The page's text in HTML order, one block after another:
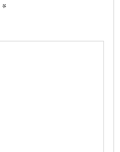
*